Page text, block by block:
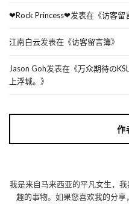
❤Rock Princess❤发表在《访客留
江南白云发表在《访客留言簿》
Jason Goh发表在《万众期待の
上浮城。 》
作
我是来自马来西亚的平凡女生，
趣的事物。如果您喜欢我的分享